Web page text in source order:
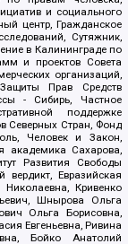
и социального
центр, Гражданское
Сутяжник,
в Калининграде по
и проектов Совета
организаций,
Прав Средств
- Сибирь, Частное
поддержке
Северных Стран, Фонд
Человек и Закон,
академика Сахарова,
Развития Свободы
Евразийская
Кривенко
Шнырова Ольга
Ольга Борисовна,
Евгеньевна, Ривина
Бойко Анатолий